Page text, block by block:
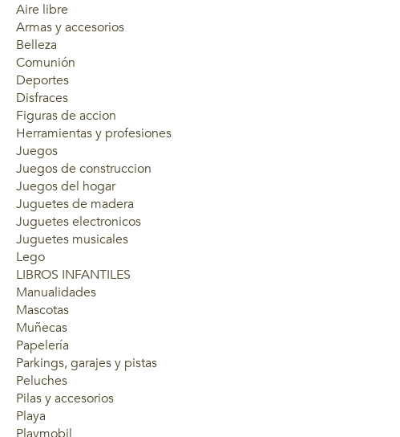
Aire libre
Armas y accesorios
Belleza
Comunión
Deportes
Disfraces
Figuras de accion
Herramientas y profesiones
Juegos
Juegos de construccion
Juegos del hogar
Juguetes de madera
Juguetes electronicos
Juguetes musicales
Lego
LIBROS INFANTILES
Manualidades
Mascotas
Muñecas
Papelería
Parkings, garajes y pistas
Peluches
Pilas y accesorios
Playa